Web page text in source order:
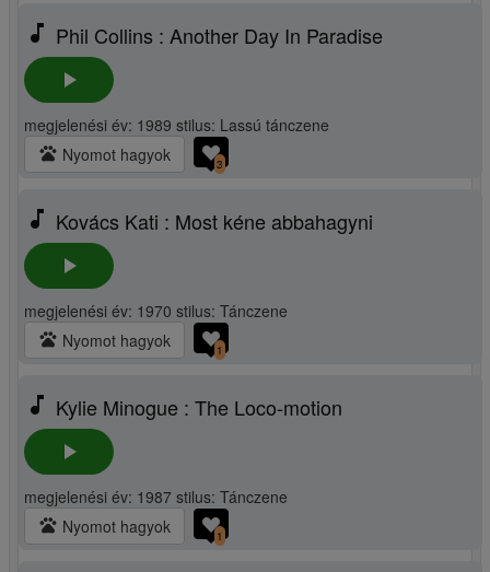
music_note Phil Collins : Another Day In Paradise
play_arrow
megjelenési év: 1989 stilus: Lassú tánczene
pets Nyomot hagyok 3
music_note Kovács Kati : Most kéne abbahagyni
play_arrow
megjelenési év: 1970 stilus: Tánczene
pets Nyomot hagyok 1
music_note Kylie Minogue : The Loco-motion
play_arrow
megjelenési év: 1987 stilus: Tánczene
pets Nyomot hagyok 1